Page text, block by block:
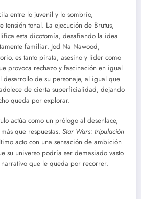
entre lo juvenil y lo sombrío,
tensión tonal. La ejecución de Brutus,
esta dicotomía, desafiando la idea
familiar. Jod Na Nawood,
es tanto pirata, asesino y líder como
provoca rechazo y fascinación en igual
de su personaje, al igual que
de cierta superficialidad, dejando
queda por explorar.
actúa como un prólogo al desenlace,
que respuestas. Star Wars: tripulación
acto con una sensación de ambición
su universo podría ser demasiado vasto
que le queda por recorrer.